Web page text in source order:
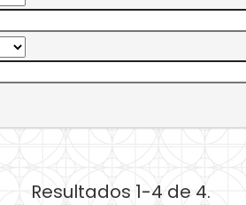
Resultados 1-4 de 4.